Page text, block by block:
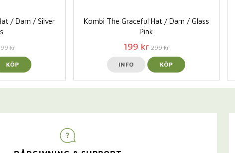
/ Dam / Silver
kr
KÖP
Kombi The Graceful Hat / Dam / Glass
Pink
199 kr 299 kr
INFO KÖP